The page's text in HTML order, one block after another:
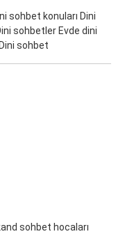
sohbet konuları Dini
sohbetler Evde dini
sohbet
sohbet hocaları